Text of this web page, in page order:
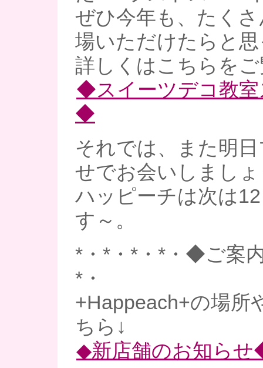
ぜひ今年も、たく
場いただけたらと
詳しくはこちらを
◆スイーツデコ教室
◆
それでは、また明
せでお会いしまし
ハッピーチは次は
す～。
*・*・*・*・◆ご案
*・
+Happeach+の場所
ちら↓
◆新店舗のお知ら